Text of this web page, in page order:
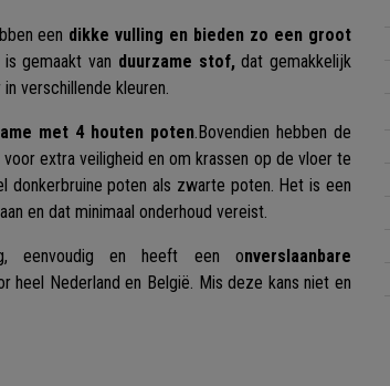
een dikke vulling en bieden zo een groot
gemaakt van duurzame stof,dat gemakkelijk
verschillende kleuren.
met 4 houten poten.Bovendien hebben de
extra veiligheid en om krassen op de vloer te
poten als zwarte poten. Het is een
en dat minimaal onderhoud vereist.
eenvoudig en heeft een onverslaanbare
heel Nederland en België. Mis deze kans niet en